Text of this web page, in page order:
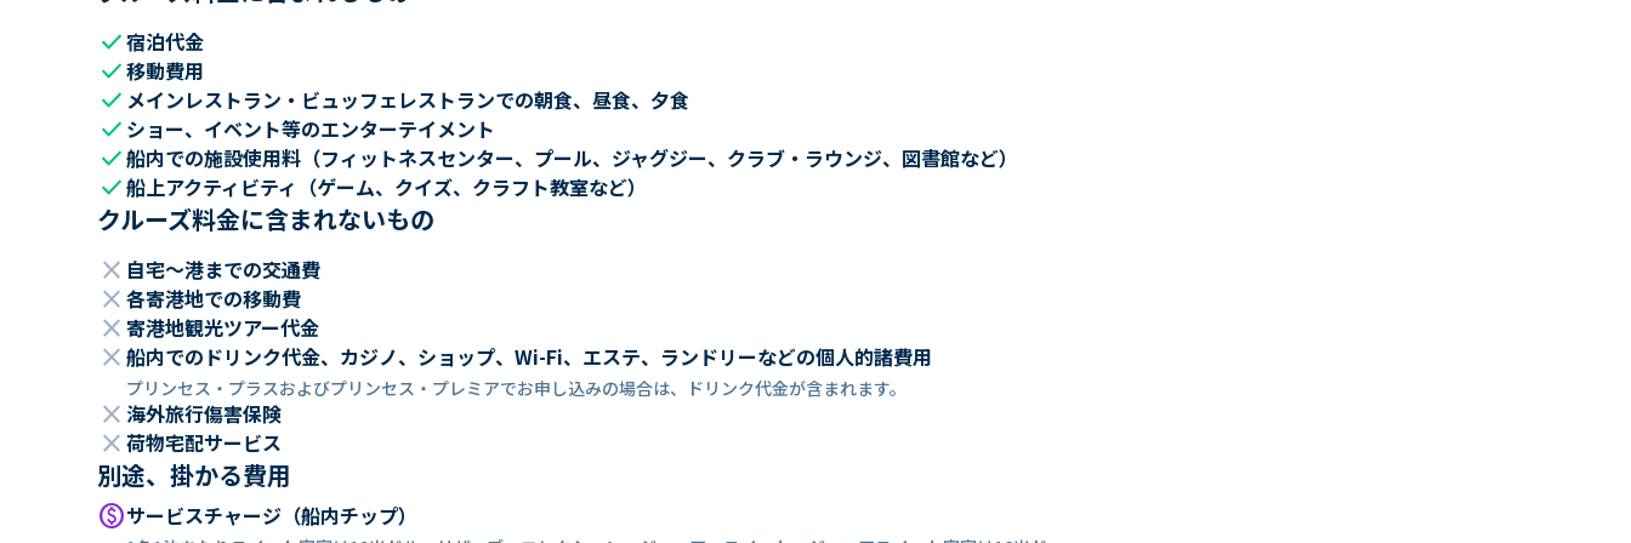
check宿泊代金
check移動費用
check メインレストラン・ビュッフェレストランでの朝食、昼食、夕食
check ショー、イベント等のエンターテイメント
check船内での施設使用料（フィットネスセンター、プール、ジャグジー、クラブ・ラウンジ、図書館など）
check船上アクティビティ（ゲーム、クイズ、クラフト教室など）
クルーズ料金に含まれないもの
close 自宅～港までの交通費
close 各寄港地での移動費
close 寄港地観光ツアー代金
close 船内でのドリンク代金、カジノ、ショップ、Wi-Fi、エステ、ランドリーなどの個人的諸費用
プリンセス・プラスおよびプリンセス・プレミアでお申し込みの場合は、ドリンク代金が含まれます。
close 海外旅行傷害保険
close 荷物宅配サービス
別途、掛かる費用
paidサービスチャージ（船内チップ）